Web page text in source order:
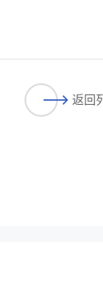
返回